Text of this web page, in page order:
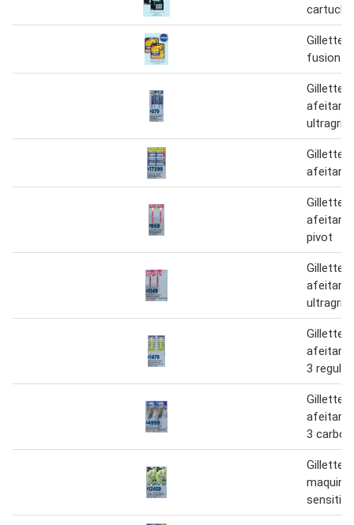
Gillette
fusion
Gillette
afeitar
ultragrip
Gillette
afeitar
Gillette
afeitar
pivot
Gillette
afeitar
ultragrip
Gillette
afeitar
3 regular
Gillette
afeitar
3
Gillette